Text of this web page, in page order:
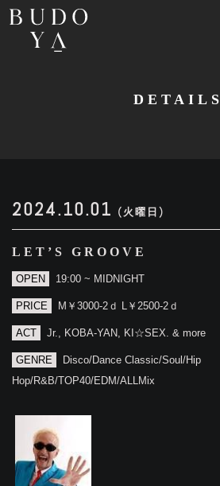
DETAILS
2024.10.01 (火曜日)
LET’S GROOVE
OPEN 19:00 ~ MIDNIGHT
PRICE M￥3000-2ｄ L￥2500-2ｄ
ACT Jr., KOBA-YAN, KI☆SEX. & more
GENRE
Disco/Dance Classic/Soul/Hip
Hop/R&B/TOP40/EDM/ALLMix